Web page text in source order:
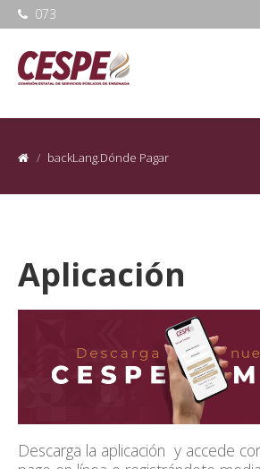
073
backLang.Dónde Pagar
Aplicación
Descarga la aplicación y accede